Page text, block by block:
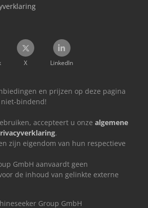
X LinkedIn
en prijzen op deze pagina
bindend!
accepteert u onze algemene
.
zijn eigendom van hun respectieve
GmbH aanvaardt geen
de inhoud van gelinkte externe
Group GmbH